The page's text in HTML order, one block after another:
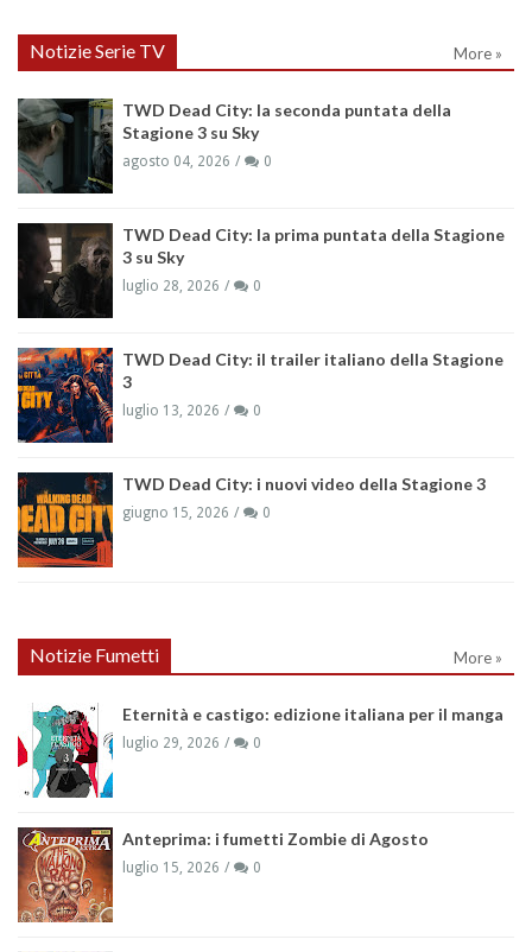
Notizie Serie TV More »
TWD Dead City: la seconda puntata della
Stagione 3 su Sky
agosto 04, 2026 0
TWD Dead City: la prima puntata della Stagione
3 su Sky
luglio 28, 2026 0
TWD Dead City: il trailer italiano della Stagione
3
luglio 13, 2026 0
TWD Dead City: i nuovi video della Stagione 3
giugno 15, 2026 0
Notizie Fumetti More »
Eternità e castigo: edizione italiana per il manga
luglio 29, 2026 0
Anteprima: i fumetti Zombie di Agosto
luglio 15, 2026 0